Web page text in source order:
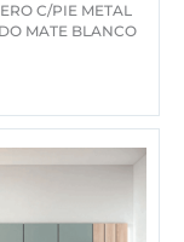
C/PIE METAL
MATE BLANCO